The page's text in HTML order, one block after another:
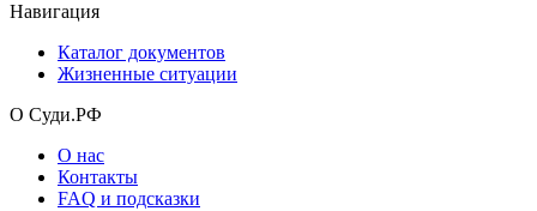
Навигация
Каталог документов
Жизненные ситуации
О Суди.РФ
О нас
Контакты
FAQ и подсказки